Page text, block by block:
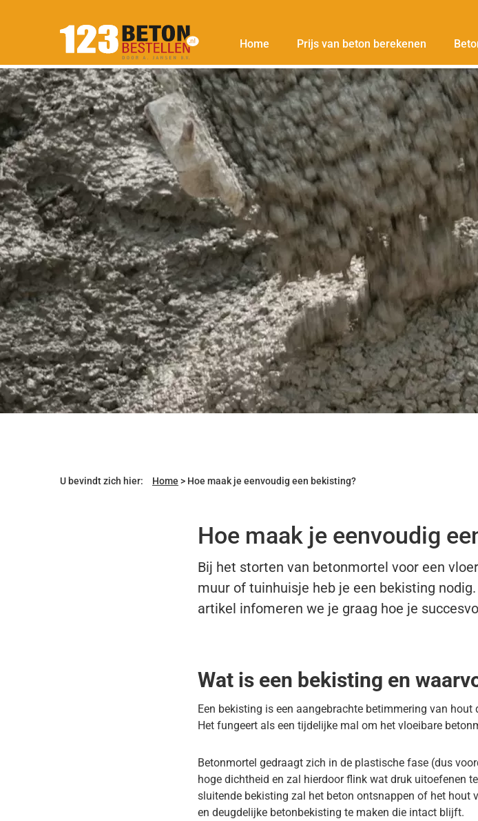
Home Prijs van beton berekenen
U bevindt zich hier: Home > Hoe maak je eenvoudig een bekisting?
Hoe maak je eenvoudig
Bij het storten van betonmortel voor een
muur of tuinhuisje heb je een bekisting
artikel infomeren we je graag hoe je
Wat is een bekisting en
Een bekisting is een aangebrachte betimmering van
Het fungeert als een tijdelijke mal om het vloeibare
Betonmortel gedraagt zich in de plastische fase (dus
hoge dichtheid en zal hierdoor flink wat druk uitoefenen
sluitende bekisting zal het beton ontsnappen of het hout
en deugdelijke betonbekisting te maken die intact blijft.